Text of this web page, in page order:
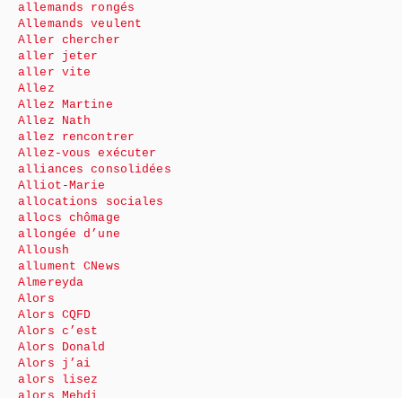
allemands rongés
Allemands veulent
Aller chercher
aller jeter
aller vite
Allez
Allez Martine
Allez Nath
allez rencontrer
Allez-vous exécuter
alliances consolidées
Alliot-Marie
allocations sociales
allocs chômage
allongée d’une
Alloush
allument CNews
Almereyda
Alors
Alors CQFD
Alors c’est
Alors Donald
Alors j’ai
alors lisez